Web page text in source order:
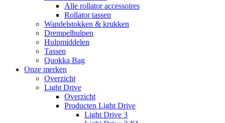
Alle rollator accessoires
Rollator tassen
Wandelstokken & krukken
Drempelhulpen
Hulpmiddelen
Tassen
Quokka Bag
Onze merken
Overzicht
Light Drive
Overzicht
Producten Light Drive
Light Drive 3